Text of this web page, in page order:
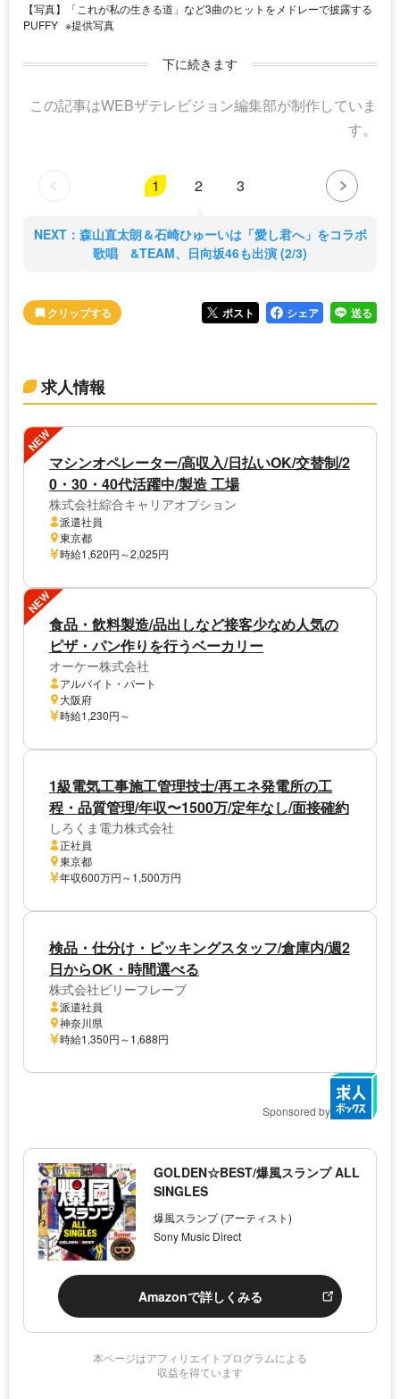
【写真】「これが私の生きる道」など3曲のヒットをメドレーで披露する
PUFFY ※提供写真
下に続きます
この記事はWEBザテレビジョン編集部が制作していま
す。
1 2 3
NEXT：森山直太朗＆石崎ひゅーいは「愛し君へ」をコラボ
歌唱 &TEAM、日向坂46も出演 (2/3)
ポスト シェア 送る
求人情報
NEW
マシンオペレーター/高収入/日払いOK/交替制/2
0・30・40代活躍中/製造 工場
株式会社綜合キャリアオプション
派遣社員
東京都
時給1,620円～2,025円
NEW
食品・飲料製造/品出しなど接客少なめ人気の
ピザ・パン作りを行うベーカリー
オーケー株式会社
アルバイト・パート
大阪府
時給1,230円～
1級電気工事施工管理技士/再エネ発電所の工
程・品質管理/年収〜1500万/定年なし/面接確約
しろくま電力株式会社
正社員
東京都
年収600万円～1,500万円
検品・仕分け・ピッキングスタッフ/倉庫内/週2
日からOK・時間選べる
株式会社ビリーフレーブ
派遣社員
神奈川県
時給1,350円～1,688円
Sponsored by
GOLDEN☆BEST/爆風スランプ ALL
SINGLES
爆風スランプ (アーティスト)
Sony Music Direct
Amazonで詳しくみる
本ページはアフィリエイトプログラムによる
収益を得ています